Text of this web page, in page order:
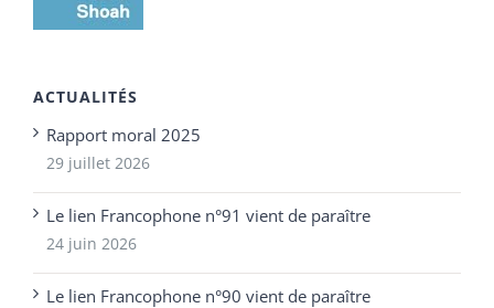
ACTUALITÉS
Rapport moral 2025
29 juillet 2026
Le lien Francophone n°91 vient de paraître
24 juin 2026
Le lien Francophone n°90 vient de paraître